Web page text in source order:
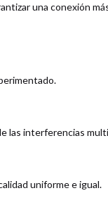
una conexión
las interferencias
uniforme e igual.